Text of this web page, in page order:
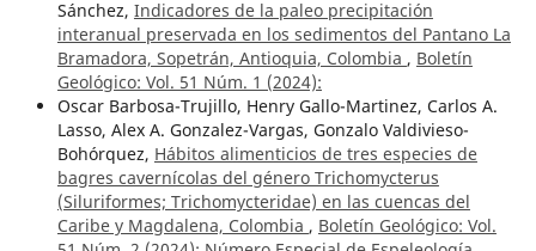
Sánchez, Indicadores de la paleo precipitación
interanual preservada en los sedimentos del Pantano La
Bramadora, Sopetrán, Antioquia, Colombia , Boletín
Geológico: Vol. 51 Núm. 1 (2024):
Oscar Barbosa-Trujillo, Henry Gallo-Martinez, Carlos A.
Lasso, Alex A. Gonzalez-Vargas, Gonzalo Valdivieso-
Bohórquez, Hábitos alimenticios de tres especies de
bagres cavernícolas del género Trichomycterus
(Siluriformes; Trichomycteridae) en las cuencas del
Caribe y Magdalena, Colombia , Boletín Geológico: Vol.